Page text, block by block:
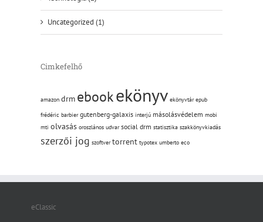
Uncategorized (1)
Cimkefelhő
amazon drm ebookekönyv ekönyvtár epub
frédéric barbier gutenberg-galaxis interjú másolásvédelem mobi
mti olvasás oroszlános udvar social drm statisztika szakkönyvkiadás
szerzői jog szoftver torrent typotex umberto eco
eClassic